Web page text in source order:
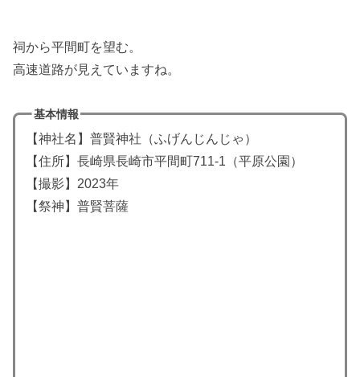
祠から平間町を望む。
高速道路が見えていますね。
基本情報
【神社名】普賢神社（ふげんじんじゃ）
【住所】長崎県長崎市平間町711-1（平原公園）
【撮影】2023年
【祭神】普賢菩薩